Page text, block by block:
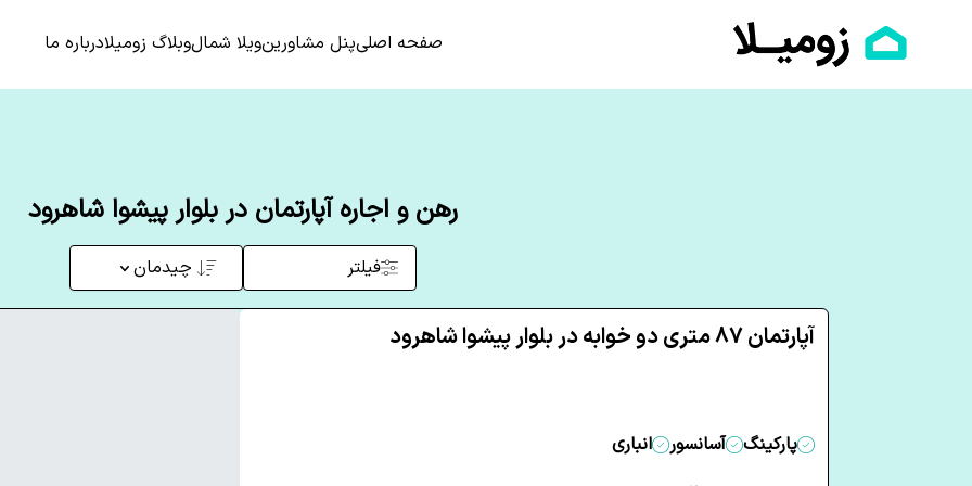
صفحه اصلیپنل مشاورینویلا شمالوبلاگ زومیلادرباره ما
رهن و اجاره آپارتمان در بلوار پیشوا شاهرود
فیلتر چیدمان
آپارتمان 87 متری دو خوابه در بلوار پیشوا شاهرود
پارکینگ آسانسور
انباری